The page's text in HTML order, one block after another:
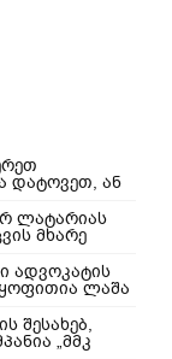
დატოვეთ, ან
ლატარიას
მხარე
ადვოკატის
ლაშა
შესახებ,
„მმკ